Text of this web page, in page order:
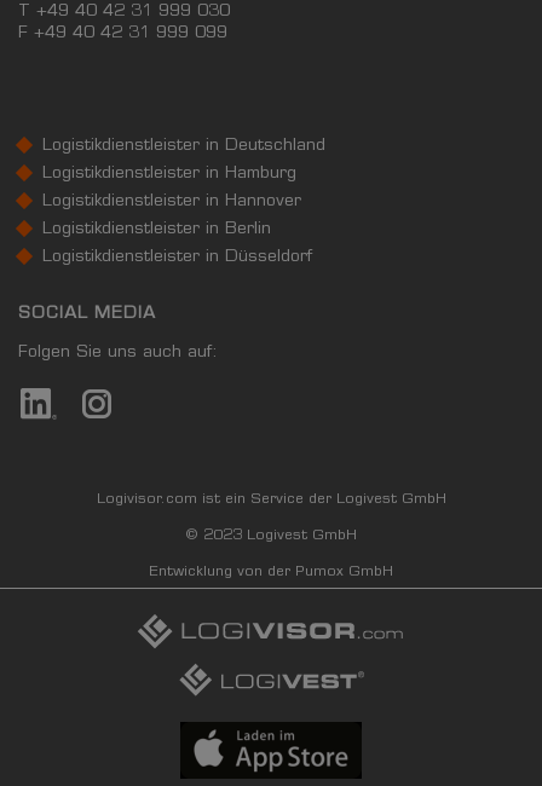
T +49 40 42 31 999 030
F +49 40 42 31 999 099
Logistikdienstleister in Deutschland
Logistikdienstleister in Hamburg
Logistikdienstleister in Hannover
Logistikdienstleister in Berlin
Logistikdienstleister in Düsseldorf
SOCIAL MEDIA
Folgen Sie uns auch auf:
Logivisor.com ist ein Service der Logivest GmbH
© 2023 Logivest GmbH
Entwicklung von der Pumox GmbH